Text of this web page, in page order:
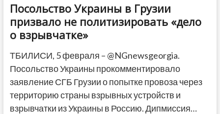
Посольство Украины в Грузии
призвало не политизировать «дело
о взрывчатке»
ТБИЛИСИ, 5 февраля – @NGnewsgeorgia.
Посольство Украины прокомментировало
заявление СГБ Грузии о попытке провоза через
территорию страны взрывных устройств и
взрывчатки из Украины в Россию. Дипмиссия…